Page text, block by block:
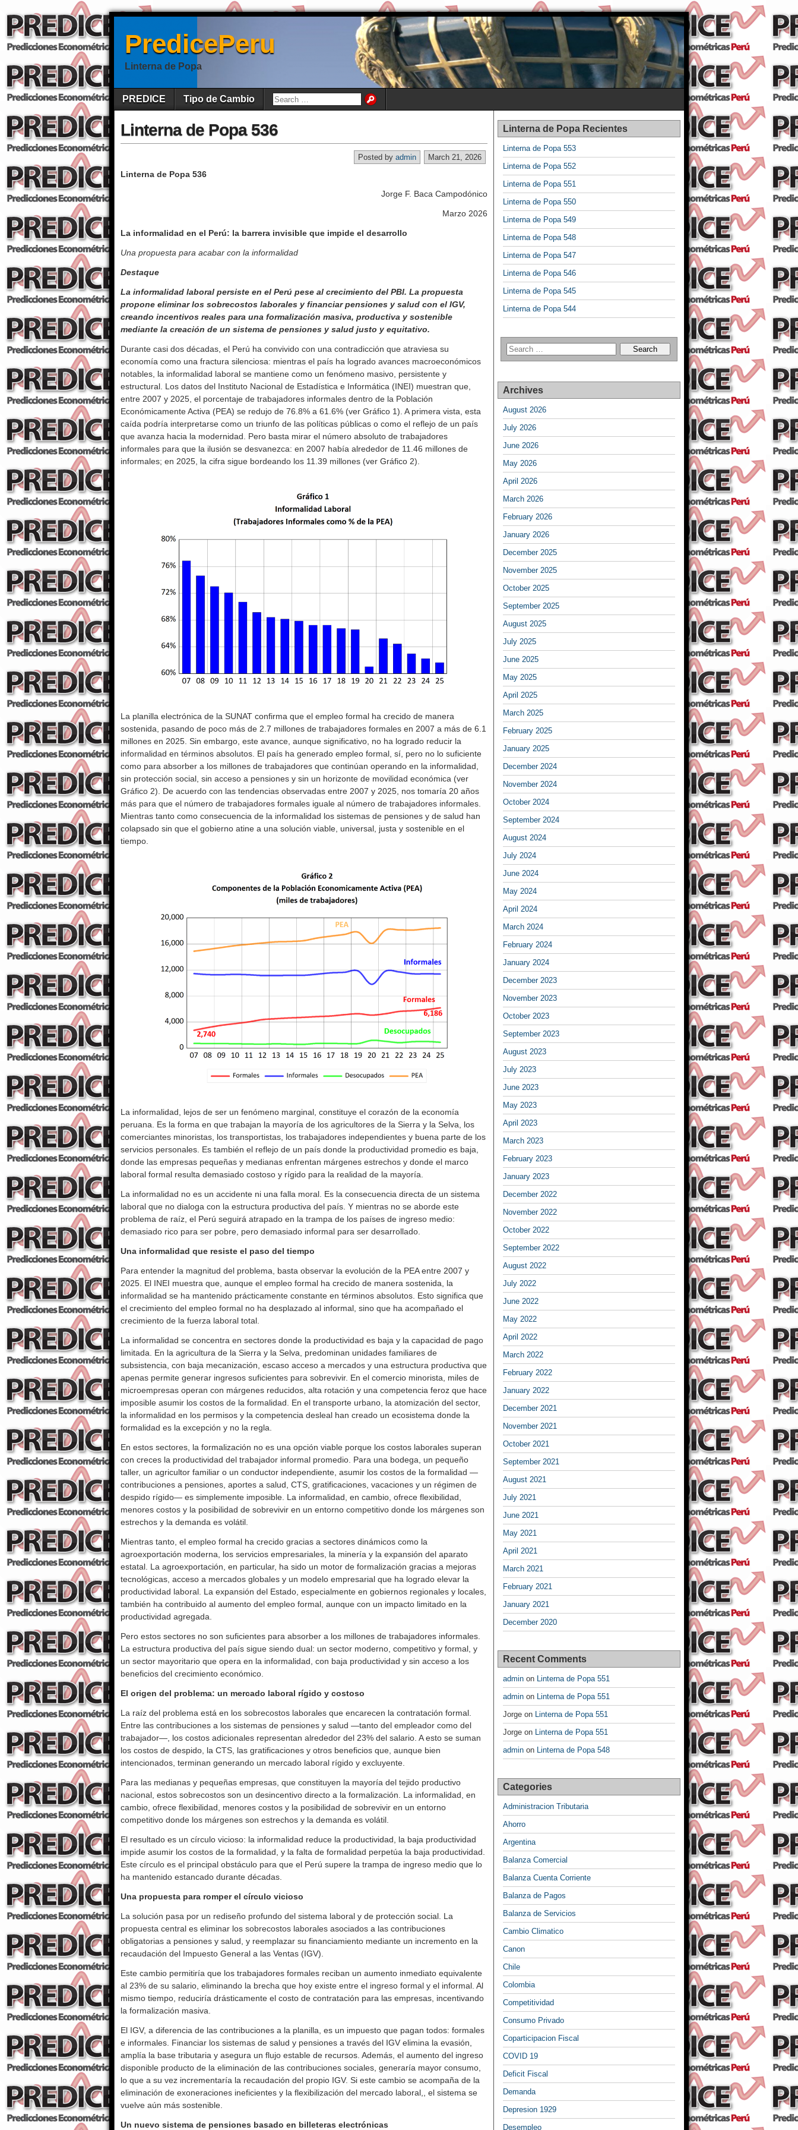
PredicePeru
Linterna de Popa
PREDICE Tipo de Cambio
Linterna de Popa 536
March 21, 2026
Posted by admin
Linterna de Popa 536
Jorge F. Baca Campodónico
Marzo 2026
La informalidad en el Perú: la barrera invisible que impide el desarrollo
Una propuesta para acabar con la informalidad
Destaque
La informalidad laboral persiste en el Perú pese al crecimiento del PBI. La propuesta
propone eliminar los sobrecostos laborales y financiar pensiones y salud con el IGV,
creando incentivos reales para una formalización masiva, productiva y sostenible
mediante la creación de un sistema de pensiones y salud justo y equitativo.
Durante casi dos décadas, el Perú ha convivido con una contradicción que atraviesa su
economía como una fractura silenciosa: mientras el país ha logrado avances macroeconómicos
notables, la informalidad laboral se mantiene como un fenómeno masivo, persistente y
estructural. Los datos del Instituto Nacional de Estadística e Informática (INEI) muestran que,
entre 2007 y 2025, el porcentaje de trabajadores informales dentro de la Población
Económicamente Activa (PEA) se redujo de 76.8% a 61.6% (ver Gráfico 1). A primera vista, esta
caída podría interpretarse como un triunfo de las políticas públicas o como el reflejo de un país
que avanza hacia la modernidad. Pero basta mirar el número absoluto de trabajadores
informales para que la ilusión se desvanezca: en 2007 había alrededor de 11.46 millones de
informales; en 2025, la cifra sigue bordeando los 11.39 millones (ver Gráfico 2).
La planilla electrónica de la SUNAT confirma que el empleo formal ha crecido de manera
sostenida, pasando de poco más de 2.7 millones de trabajadores formales en 2007 a más de 6.1
millones en 2025. Sin embargo, este avance, aunque significativo, no ha logrado reducir la
informalidad en términos absolutos. El país ha generado empleo formal, sí, pero no lo suficiente
como para absorber a los millones de trabajadores que continúan operando en la informalidad,
sin protección social, sin acceso a pensiones y sin un horizonte de movilidad económica (ver
Gráfico 2). De acuerdo con las tendencias observadas entre 2007 y 2025, nos tomaría 20 años
más para que el número de trabajadores formales iguale al número de trabajadores informales.
Mientras tanto como consecuencia de la informalidad los sistemas de pensiones y de salud han
colapsado sin que el gobierno atine a una solución viable, universal, justa y sostenible en el
tiempo.
La informalidad, lejos de ser un fenómeno marginal, constituye el corazón de la economía
peruana. Es la forma en que trabajan la mayoría de los agricultores de la Sierra y la Selva, los
comerciantes minoristas, los transportistas, los trabajadores independientes y buena parte de los
servicios personales. Es también el reflejo de un país donde la productividad promedio es baja,
donde las empresas pequeñas y medianas enfrentan márgenes estrechos y donde el marco
laboral formal resulta demasiado costoso y rígido para la realidad de la mayoría.
La informalidad no es un accidente ni una falla moral. Es la consecuencia directa de un sistema
laboral que no dialoga con la estructura productiva del país. Y mientras no se aborde este
problema de raíz, el Perú seguirá atrapado en la trampa de los países de ingreso medio:
demasiado rico para ser pobre, pero demasiado informal para ser desarrollado.
Una informalidad que resiste el paso del tiempo
Para entender la magnitud del problema, basta observar la evolución de la PEA entre 2007 y
2025. El INEI muestra que, aunque el empleo formal ha crecido de manera sostenida, la
informalidad se ha mantenido prácticamente constante en términos absolutos. Esto significa que
el crecimiento del empleo formal no ha desplazado al informal, sino que ha acompañado el
crecimiento de la fuerza laboral total.
La informalidad se concentra en sectores donde la productividad es baja y la capacidad de pago
limitada. En la agricultura de la Sierra y la Selva, predominan unidades familiares de
subsistencia, con baja mecanización, escaso acceso a mercados y una estructura productiva que
apenas permite generar ingresos suficientes para sobrevivir. En el comercio minorista, miles de
microempresas operan con márgenes reducidos, alta rotación y una competencia feroz que hace
imposible asumir los costos de la formalidad. En el transporte urbano, la atomización del sector,
la informalidad en los permisos y la competencia desleal han creado un ecosistema donde la
formalidad es la excepción y no la regla.
En estos sectores, la formalización no es una opción viable porque los costos laborales superan
con creces la productividad del trabajador informal promedio. Para una bodega, un pequeño
taller, un agricultor familiar o un conductor independiente, asumir los costos de la formalidad —
contribuciones a pensiones, aportes a salud, CTS, gratificaciones, vacaciones y un régimen de
despido rígido— es simplemente imposible. La informalidad, en cambio, ofrece flexibilidad,
menores costos y la posibilidad de sobrevivir en un entorno competitivo donde los márgenes son
estrechos y la demanda es volátil.
Mientras tanto, el empleo formal ha crecido gracias a sectores dinámicos como la
agroexportación moderna, los servicios empresariales, la minería y la expansión del aparato
estatal. La agroexportación, en particular, ha sido un motor de formalización gracias a mejoras
tecnológicas, acceso a mercados globales y un modelo empresarial que ha logrado elevar la
productividad laboral. La expansión del Estado, especialmente en gobiernos regionales y locales,
también ha contribuido al aumento del empleo formal, aunque con un impacto limitado en la
productividad agregada.
Pero estos sectores no son suficientes para absorber a los millones de trabajadores informales.
La estructura productiva del país sigue siendo dual: un sector moderno, competitivo y formal, y
un sector mayoritario que opera en la informalidad, con baja productividad y sin acceso a los
beneficios del crecimiento económico.
El origen del problema: un mercado laboral rígido y costoso
La raíz del problema está en los sobrecostos laborales que encarecen la contratación formal.
Entre las contribuciones a los sistemas de pensiones y salud —tanto del empleador como del
trabajador—, los costos adicionales representan alrededor del 23% del salario. A esto se suman
los costos de despido, la CTS, las gratificaciones y otros beneficios que, aunque bien
intencionados, terminan generando un mercado laboral rígido y excluyente.
Para las medianas y pequeñas empresas, que constituyen la mayoría del tejido productivo
nacional, estos sobrecostos son un desincentivo directo a la formalización. La informalidad, en
cambio, ofrece flexibilidad, menores costos y la posibilidad de sobrevivir en un entorno
competitivo donde los márgenes son estrechos y la demanda es volátil.
El resultado es un círculo vicioso: la informalidad reduce la productividad, la baja productividad
impide asumir los costos de la formalidad, y la falta de formalidad perpetúa la baja productividad.
Este círculo es el principal obstáculo para que el Perú supere la trampa de ingreso medio que lo
ha mantenido estancado durante décadas.
Una propuesta para romper el círculo vicioso
La solución pasa por un rediseño profundo del sistema laboral y de protección social. La
propuesta central es eliminar los sobrecostos laborales asociados a las contribuciones
obligatorias a pensiones y salud, y reemplazar su financiamiento mediante un incremento en la
recaudación del Impuesto General a las Ventas (IGV).
Este cambio permitiría que los trabajadores formales reciban un aumento inmediato equivalente
al 23% de su salario, eliminando la brecha que hoy existe entre el ingreso formal y el informal. Al
mismo tiempo, reduciría drásticamente el costo de contratación para las empresas, incentivando
la formalización masiva.
El IGV, a diferencia de las contribuciones a la planilla, es un impuesto que pagan todos: formales
e informales. Financiar los sistemas de salud y pensiones a través del IGV elimina la evasión,
amplía la base tributaria y asegura un flujo estable de recursos. Además, el aumento del ingreso
disponible producto de la eliminación de las contribuciones sociales, generaría mayor consumo,
lo que a su vez incrementaría la recaudación del propio IGV. Si este cambio se acompaña de la
eliminación de exoneraciones ineficientes y la flexibilización del mercado laboral,, el sistema se
vuelve aún más sostenible.
Un nuevo sistema de pensiones basado en billeteras electrónicas
Linterna de Popa Recientes
Linterna de Popa 553
Linterna de Popa 552
Linterna de Popa 551
Linterna de Popa 550
Linterna de Popa 549
Linterna de Popa 548
Linterna de Popa 547
Linterna de Popa 546
Linterna de Popa 545
Linterna de Popa 544
Archives
August 2026
July 2026
June 2026
May 2026
April 2026
March 2026
February 2026
January 2026
December 2025
November 2025
October 2025
September 2025
August 2025
July 2025
June 2025
May 2025
April 2025
March 2025
February 2025
January 2025
December 2024
November 2024
October 2024
September 2024
August 2024
July 2024
June 2024
May 2024
April 2024
March 2024
February 2024
January 2024
December 2023
November 2023
October 2023
September 2023
August 2023
July 2023
June 2023
May 2023
April 2023
March 2023
February 2023
January 2023
December 2022
November 2022
October 2022
September 2022
August 2022
July 2022
June 2022
May 2022
April 2022
March 2022
February 2022
January 2022
December 2021
November 2021
October 2021
September 2021
August 2021
July 2021
June 2021
May 2021
April 2021
March 2021
February 2021
January 2021
December 2020
Recent Comments
admin on Linterna de Popa 551
admin on Linterna de Popa 551
Jorge on Linterna de Popa 551
Jorge on Linterna de Popa 551
admin on Linterna de Popa 548
Categories
Administracion Tributaria
Ahorro
Argentina
Balanza Comercial
Balanza Cuenta Corriente
Balanza de Pagos
Balanza de Servicios
Cambio Climatico
Canon
Chile
Colombia
Competitividad
Consumo Privado
Coparticipacion Fiscal
COVID 19
Deficit Fiscal
Demanda
Depresion 1929
Desempleo